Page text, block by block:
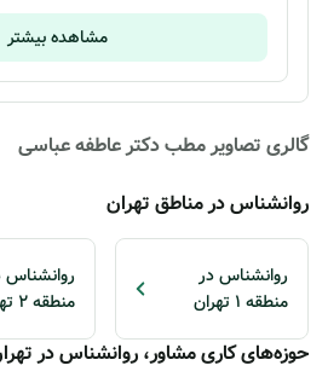
مشاهده بیشتر
گالری تصاویر مطب دکتر عاطفه عباسی
روانشناس در مناطق تهران
روانشناس در
منطقه 1 تهران
روانشناس
منطقه 2 تهران
حوزه‌های کاری مشاور، روانشناس در